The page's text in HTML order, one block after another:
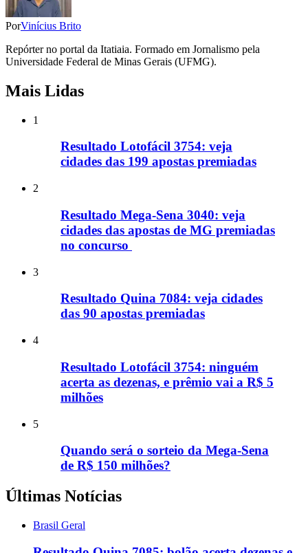
PorVinícius Brito
Repórter no portal da Itatiaia. Formado em Jornalismo pela
Universidade Federal de Minas Gerais (UFMG).
Mais Lidas
1
Resultado Lotofácil 3754: veja
cidades das 199 apostas premiadas
2
Resultado Mega-Sena 3040: veja
cidades das apostas de MG premiadas
no concurso
3
Resultado Quina 7084: veja cidades
das 90 apostas premiadas
4
Resultado Lotofácil 3754: ninguém
acerta as dezenas, e prêmio vai a R$ 5
milhões
5
Quando será o sorteio da Mega-Sena
de R$ 150 milhões?
Últimas Notícias
Brasil Geral